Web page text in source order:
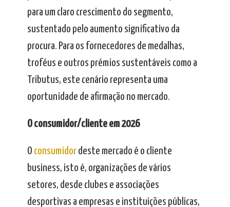
para um claro crescimento do segmento,
sustentado pelo aumento significativo da
procura. Para os fornecedores de medalhas,
troféus e outros prémios sustentáveis como a
Tributus, este cenário representa uma
oportunidade de afirmação no mercado.
O consumidor/cliente em 2026
O consumidordeste mercado é o cliente
business, isto é, organizações de vários
setores, desde clubes e associações
desportivas a empresas e instituições públicas,